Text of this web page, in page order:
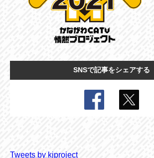
SNSで記事をシェアする
Tweets by kjproject